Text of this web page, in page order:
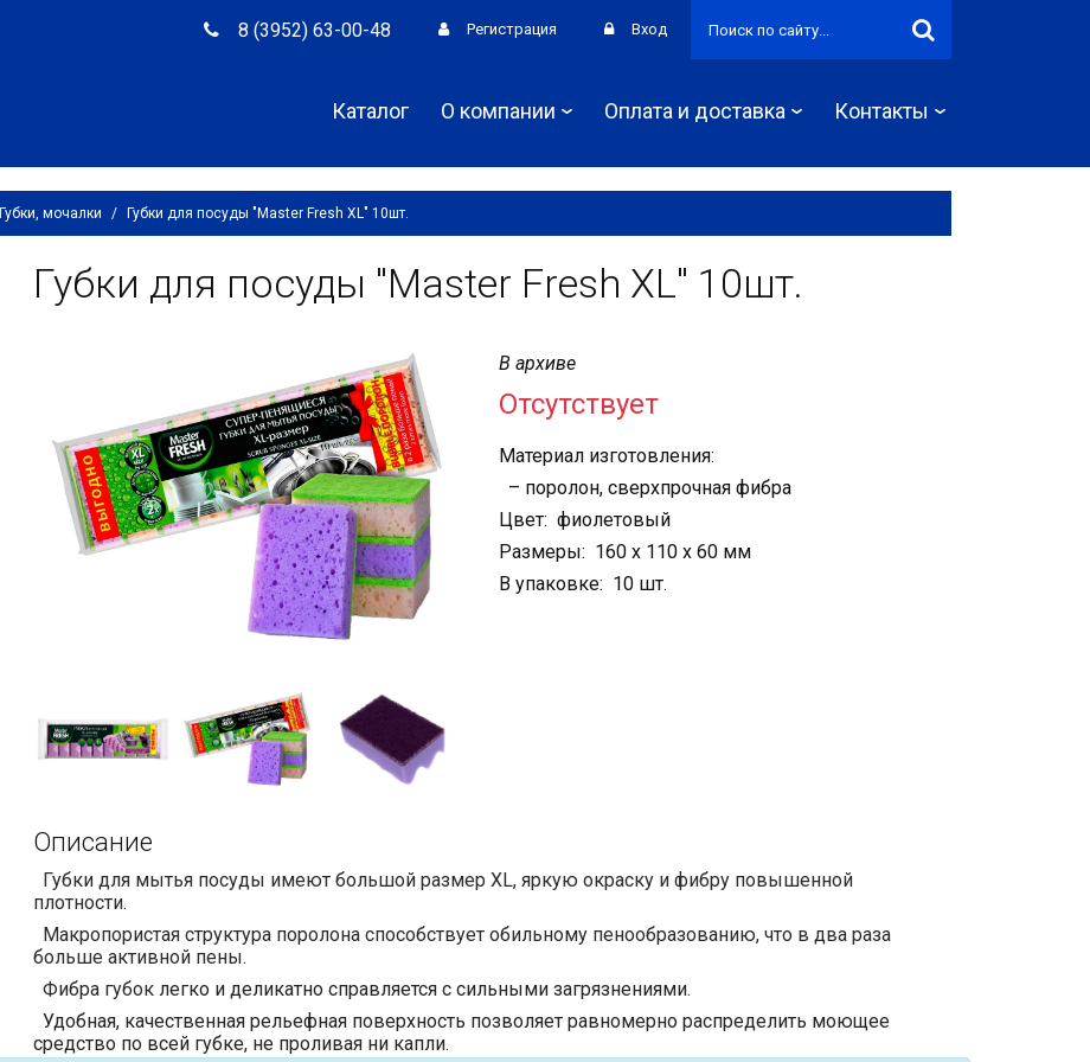
8 (3952) 63-00-48 Регистрация Вход
Каталог О компании Оплата и доставка Контакты
Губки, мочалки / Губки для посуды "Master Fresh XL" 10шт.
Губки для посуды "Master Fresh XL" 10шт.
В архиве
Отсутствует
Материал изготовления:
– поролон, сверхпрочная фибра
Цвет: фиолетовый
Размеры: 160 х 110 х 60 мм
В упаковке: 10 шт.
Описание
Губки для мытья посуды имеют большой размер XL, яркую окраску и фибру повышенной
плотности.
Макропористая структура поролона способствует обильному пенообразованию, что в два раза
больше активной пены.
Фибра губок легко и деликатно справляется с сильными загрязнениями.
Удобная, качественная рельефная поверхность позволяет равномерно распределить моющее
средство по всей губке, не проливая ни капли.